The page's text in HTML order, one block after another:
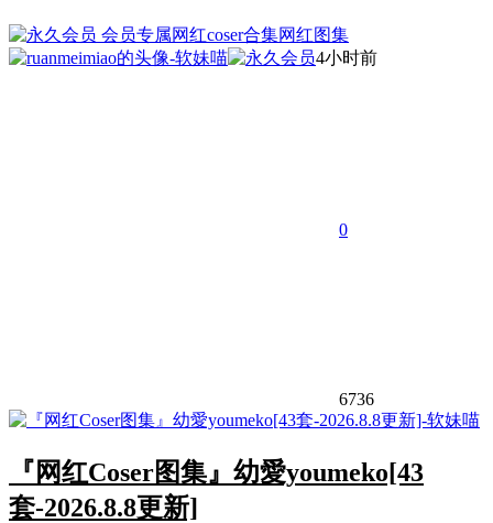
会员专属网红coser合集网红图集
4小时前
0
6736
『网红Coser图集』幼愛youmeko[43
套-2026.8.8更新]